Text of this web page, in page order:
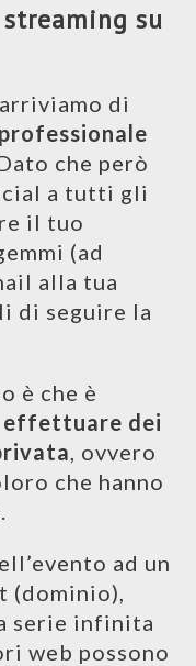
su
di
che però
a tutti gli
il tuo
(ad
alla tua
di seguire la
è che è
effettuare dei
, ovvero
che hanno
ad un
(dominio),
serie infinita
web possono